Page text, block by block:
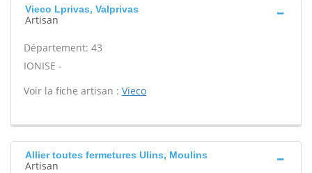
Vieco Lprivas, Valprivas
Artisan
Département: 43
IONISE -
Voir la fiche artisan : Vieco
Allier toutes fermetures Ulins, Moulins
Artisan